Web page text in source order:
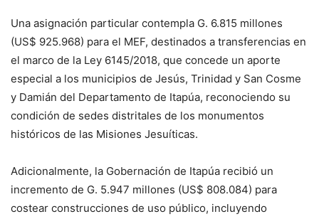
Una asignación particular contempla G. 6.815 millones
(US$ 925.968) para el MEF, destinados a transferencias en
el marco de la Ley 6145/2018, que concede un aporte
especial a los municipios de Jesús, Trinidad y San Cosme
y Damián del Departamento de Itapúa, reconociendo su
condición de sedes distritales de los monumentos
históricos de las Misiones Jesuíticas.
Adicionalmente, la Gobernación de Itapúa recibió un
incremento de G. 5.947 millones (US$ 808.084) para
costear construcciones de uso público, incluyendo